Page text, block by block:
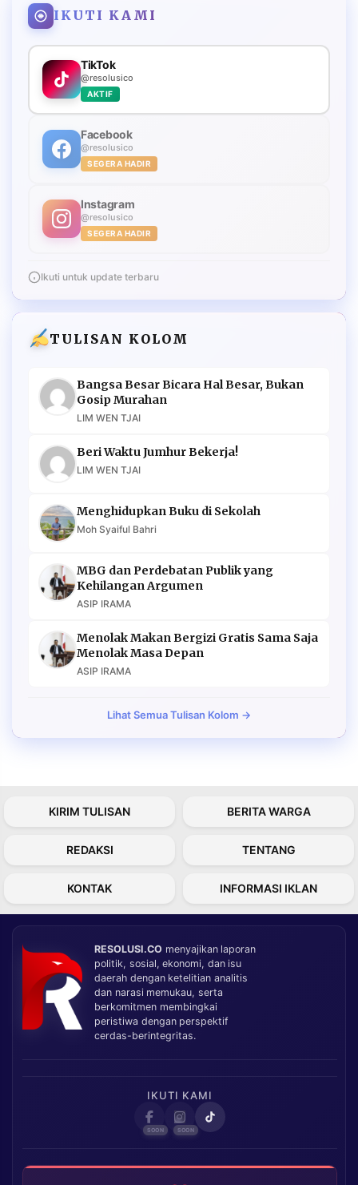
IKUTI KAMI
TikTok
@resolusico
AKTIF
Facebook
@resolusico
SEGERA HADIR
Instagram
@resolusico
SEGERA HADIR
Ikuti untuk update terbaru
TULISAN KOLOM
Bangsa Besar Bicara Hal Besar, Bukan
Gosip Murahan
LIM WEN TJAI
Beri Waktu Jumhur Bekerja!
LIM WEN TJAI
Menghidupkan Buku di Sekolah
Moh Syaiful Bahri
MBG dan Perdebatan Publik yang
Kehilangan Argumen
ASIP IRAMA
Menolak Makan Bergizi Gratis Sama Saja
Menolak Masa Depan
ASIP IRAMA
Lihat Semua Tulisan Kolom →
KIRIM TULISAN BERITA WARGA
REDAKSI TENTANG
KONTAK INFORMASI IKLAN
RESOLUSI.CO menyajikan laporan
politik, sosial, ekonomi, dan isu
daerah dengan ketelitian analitis
dan narasi memukau, serta
berkomitmen membingkai
peristiwa dengan perspektif
cerdas-berintegritas.
IKUTI KAMI